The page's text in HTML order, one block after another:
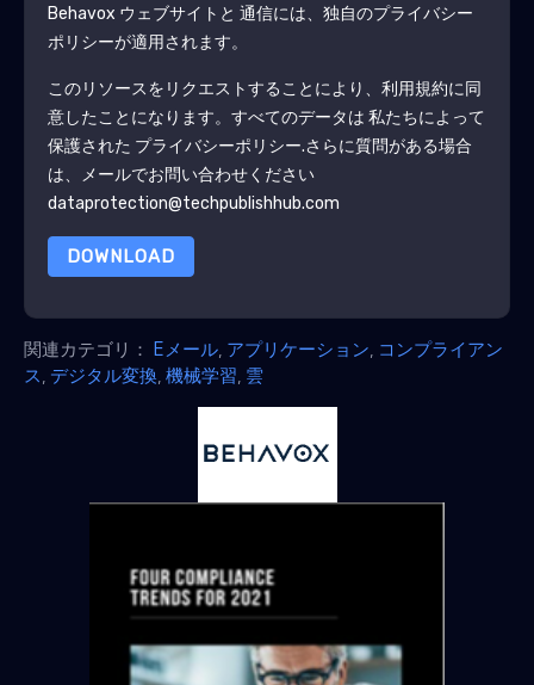
Behavox ウェブサイトと 通信には、独自のプライバシー
ポリシーが適用されます。
このリソースをリクエストすることにより、利用規約に同
意したことになります。すべてのデータは 私たちによって
保護された プライバシーポリシー.さらに質問がある場合
は、メールでお問い合わせください
dataprotection@techpublishhub.com
DOWNLOAD
関連カテゴリ： Eメール アプリケーション コンプライアン
ス デジタル変換 機械学習 雲